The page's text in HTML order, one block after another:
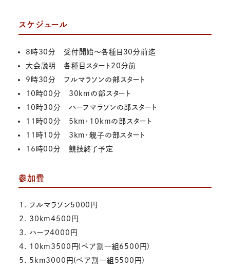
スケジュール
8時30分 受付開始〜各種目30分前迄
大会説明 各種目スタート20分前
9時30分 フルマラソンの部スタート
10時00分 30kmの部スタート
10時30分 ハーフマラソンの部スタート
11時00分 5km・10kmの部スタート
11時10分 3km・親子の部スタート
16時00分 競技終了予定
参加費
フルマラソン5000円
30km4500円
ハーフ4000円
10km3500円(ペア割一組6500円)
5km3000円(ペア割一組5500円)